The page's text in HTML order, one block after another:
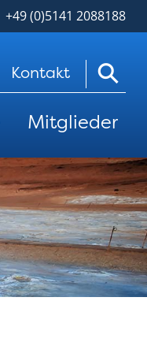
+49 (0)5141 2088188
Kontakt
Mitglieder